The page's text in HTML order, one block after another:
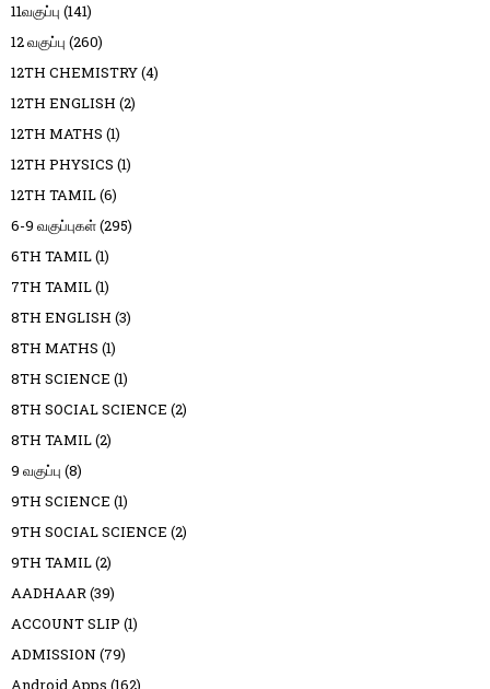
11வகுப்பு (141)
12 வகுப்பு (260)
12TH CHEMISTRY(4)
12TH ENGLISH (2)
12TH MATHS (1)
12TH PHYSICS (1)
12TH TAMIL(6)
6-9 வகுப்புகள்(295)
6TH TAMIL(1)
7TH TAMIL(1)
8TH ENGLISH (3)
8TH MATHS (1)
8TH SCIENCE (1)
8TH SOCIAL SCIENCE (2)
8TH TAMIL(2)
9 வகுப்பு (8)
9TH SCIENCE (1)
9TH SOCIAL SCIENCE (2)
9TH TAMIL(2)
AADHAAR(39)
ACCOUNT SLIP (1)
ADMISSION (79)